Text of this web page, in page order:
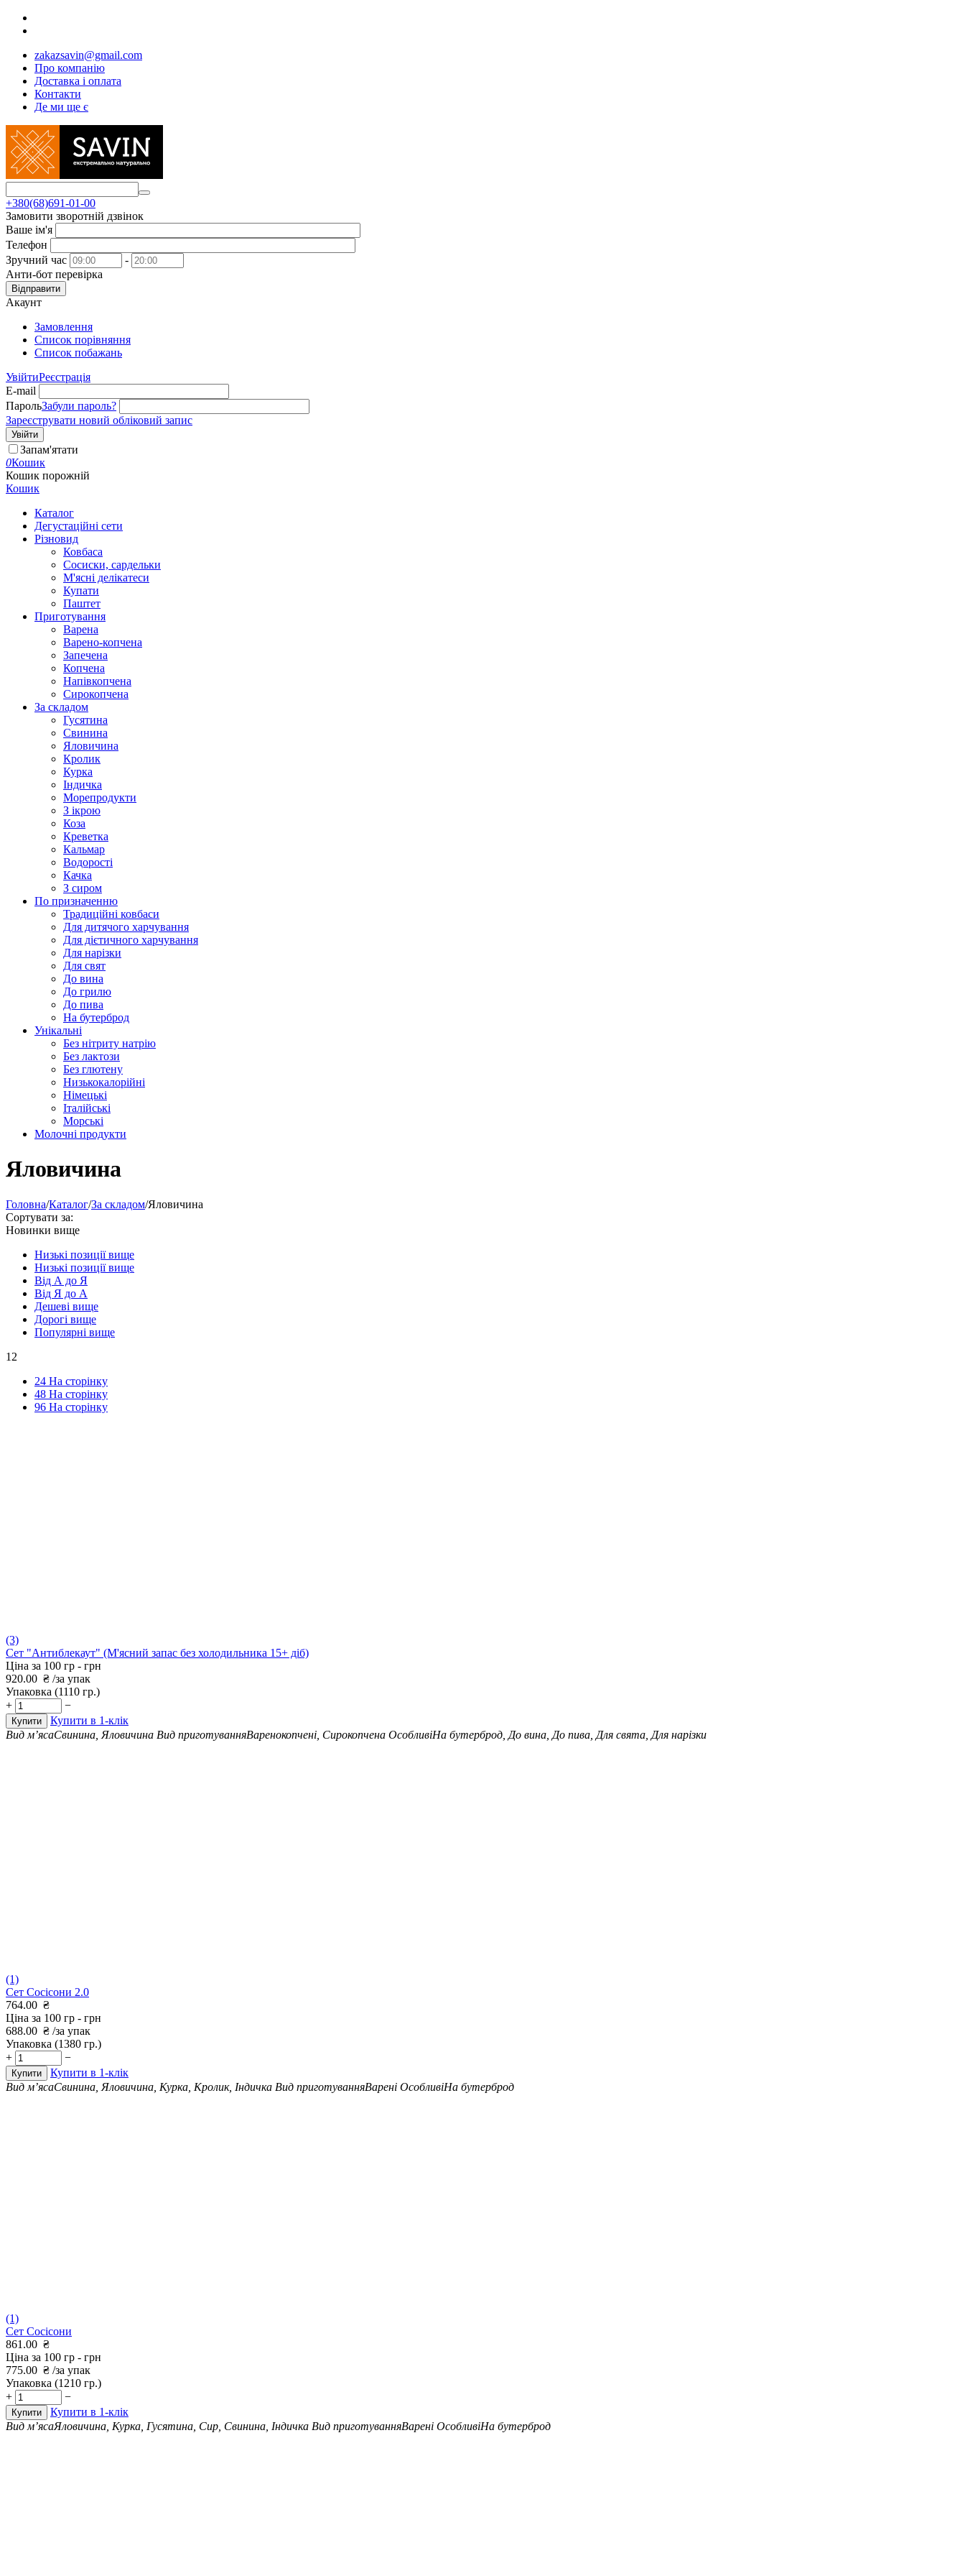
zakazsavin@gmail.com
Про компанію
Доставка і оплата
Контакти
Де ми ще є
+380(68)691-01-00
Замовити зворотній дзвінок
Ваше ім'я
Телефон
Зручний час
-
Анти-бот перевірка
Відправити
Акаунт
Замовлення
Cписок порівняння
Список побажань
УвійтиРеєстрація
E-mail
ПарольЗабули пароль?
Зареєструвати новий обліковий запис
Увійти
Запам'ятати
0Кошик
Кошик порожній
Кошик
Каталог
Дегустаційні сети
Різновид
Ковбаса
Сосиски, сардельки
М'ясні делікатеси
Купати
Паштет
Приготування
Варена
Варено-копчена
Запечена
Копчена
Напівкопчена
Сирокопчена
За складом
Гусятина
Свинина
Яловичина
Кролик
Курка
Індичка
Морепродукти
З ікрою
Коза
Креветка
Кальмар
Водорості
Качка
З сиром
По призначенню
Традиційні ковбаси
Для дитячого харчування
Для дієтичного харчування
Для нарізки
Для свят
До вина
До грилю
До пива
На бутерброд
Унікальні
Без нітриту натрію
Без лактози
Без глютену
Низькокалорійні
Німецькі
Iталійські
Морські
Молочні продукти
Яловичина
Головна/Каталог/За складом/Яловичина
Сортувати за:
Новинки вище
Низькі позиції вище
Низькі позиції вище
Від А до Я
Від Я до А
Дешеві вище
Дорогі вище
Популярні вище
12
24 На сторінку
48 На сторінку
96 На сторінку
(3)
Сет "Антиблекаут" (М'ясний запас без холодильника 15+ діб)
Ціна за 100 гр - грн
920.00 ₴ /за упак
Упаковка (1110 гр.)
+
−
Купити
Купити в 1-клік
Вид м’ясаСвинина, Яловичина Вид приготуванняВаренокопчені, Сирокопчена ОсобливіНа бутерброд, До вина, До пива, Для свята, Для нарізки
(1)
Сет Сосісони 2.0
764.00 ₴
Ціна за 100 гр - грн
688.00 ₴ /за упак
Упаковка (1380 гр.)
+
−
Купити
Купити в 1-клік
Вид м’ясаСвинина, Яловичина, Курка, Кролик, Індичка Вид приготуванняВарені ОсобливіНа бутерброд
(1)
Сет Сосісони
861.00 ₴
Ціна за 100 гр - грн
775.00 ₴ /за упак
Упаковка (1210 гр.)
+
−
Купити
Купити в 1-клік
Вид м’ясаЯловичина, Курка, Гусятина, Сир, Свинина, Індичка Вид приготуванняВарені ОсобливіНа бутерброд